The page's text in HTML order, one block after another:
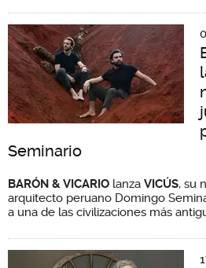
Seminario
BARÓN & VICARIO lanza VICÚS, su
arquitecto peruano Domingo
a una de las civilizaciones más